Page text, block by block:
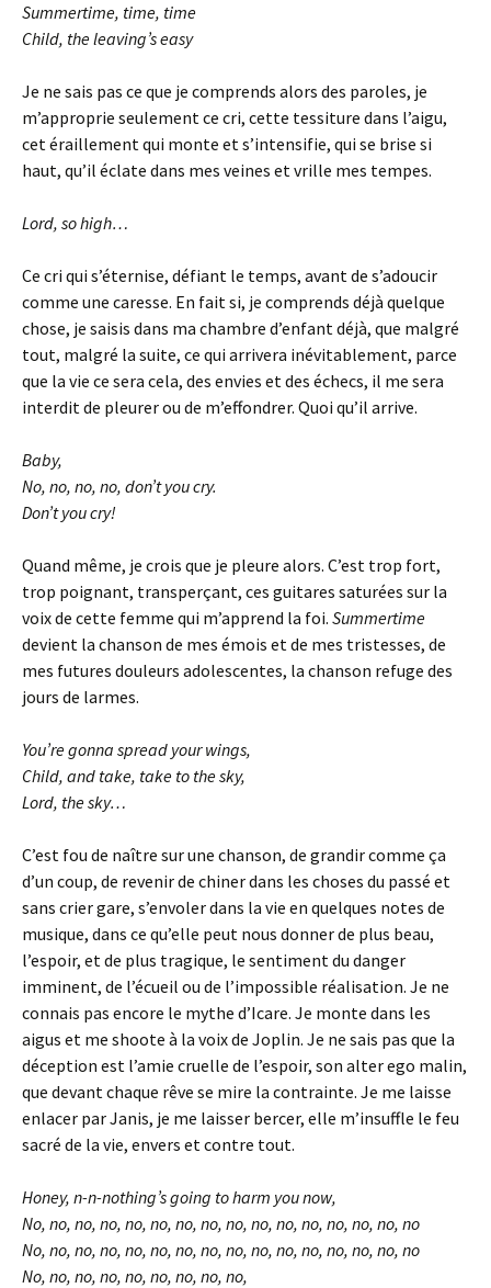
Summertime, time, time
Child, the leaving’s easy
Je ne sais pas ce que je comprends alors des paroles, je
m’approprie seulement ce cri, cette tessiture dans l’aigu,
cet éraillement qui monte et s’intensifie, qui se brise si
haut, qu’il éclate dans mes veines et vrille mes tempes.
Lord, so high…
Ce cri qui s’éternise, défiant le temps, avant de s’adoucir
comme une caresse. En fait si, je comprends déjà quelque
chose, je saisis dans ma chambre d’enfant déjà, que malgré
tout, malgré la suite, ce qui arrivera inévitablement, parce
que la vie ce sera cela, des envies et des échecs, il me sera
interdit de pleurer ou de m’effondrer. Quoi qu’il arrive.
Baby,
No, no, no, no, don’t you cry.
Don’t you cry!
Quand même, je crois que je pleure alors. C’est trop fort,
trop poignant, transperçant, ces guitares saturées sur la
voix de cette femme qui m’apprend la foi. Summertime
devient la chanson de mes émois et de mes tristesses, de
mes futures douleurs adolescentes, la chanson refuge des
jours de larmes.
You’re gonna spread your wings,
Child, and take, take to the sky,
Lord, the sky…
C’est fou de naître sur une chanson, de grandir comme ça
d’un coup, de revenir de chiner dans les choses du passé et
sans crier gare, s’envoler dans la vie en quelques notes de
musique, dans ce qu’elle peut nous donner de plus beau,
l’espoir, et de plus tragique, le sentiment du danger
imminent, de l’écueil ou de l’impossible réalisation. Je ne
connais pas encore le mythe d’Icare. Je monte dans les
aigus et me shoote à la voix de Joplin. Je ne sais pas que la
déception est l’amie cruelle de l’espoir, son alter ego malin,
que devant chaque rêve se mire la contrainte. Je me laisse
enlacer par Janis, je me laisser bercer, elle m’insuffle le feu
sacré de la vie, envers et contre tout.
Honey, n-n-nothing’s going to harm you now,
No, no, no, no, no, no, no, no, no, no, no, no, no, no, no, no
No, no, no, no, no, no, no, no, no, no, no, no, no, no, no, no
No, no, no, no, no, no, no, no, no,